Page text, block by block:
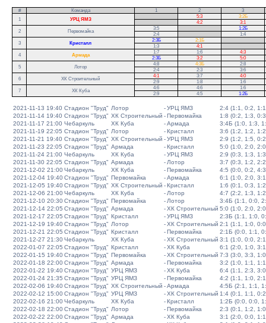
# Команда 1 2
3
1
УРЦ ЯМЗ
5:3
3:2Б
4:2
3:1
2
Первомайка
3:5
1:2Б
2:4
1:4
3
Кристалл
2:3Б 2:1Б
1:3
4:1
4
Армада
1:7 1:6 4:3
2:3Б
3:2 5:0
5
Лотор
4:8 4:3Б
2:8
2:4
2:3
3:6
6
ХК Строительный
4:1 3:7
4:0
2:9
1:8
1:6
7
ХК Куба
4:6 4:6
1:6
2:9
4:5 1:2Б
2021-11-13 19:40 Стадион "Труд" Лотор -УРЦ ЯМЗ
2:4 (1:1, 0:2,
2021-11-14 19:40 Стадион "Труд" ХК Строительный -Первомайка
1:8 (0:2, 1:3,
2021-11-17 21:00 Чебаркуль ХК Куба -Армада
3:4Б (1:0, 1:3,
2021-11-19 22:05 Стадион "Труд" Лотор -Кристалл
3:6 (1:2, 1:2,
2021-11-21 19:40 Стадион "Труд" ХК Строительный -УРЦ ЯМЗ
2:9 (1:2, 1:5,
2021-11-23 22:05 Стадион "Труд" Армада -Кристалл
5:0 (1:0, 2:0,
2021-11-24 21:00 Чебаркуль ХК Куба -УРЦ ЯМЗ
2:9 (0:3, 1:3,
2021-11-30 22:05 Стадион "Труд" Армада - Лотор
3:7 (0:3, 1:2,
2021-12-02 21:00Чебаркуль ХК Куба -Первомайка
4:5 (0:0, 0:2,
2021-12-04 19:40Стадион "Труд" Первомайка -Армада
6:1 (1:0, 2:0,
2021-12-05 19:40Стадион "Труд" ХК Строительный -Кристалл
1:6 (0:1, 0:3,
2021-12-06 21:00Чебаркуль ХК Куба - Лотор
4:7 (2:2, 1:3,
2021-12-10 20:30Стадион "Труд" Первомайка - Лотор
3:4Б (1:1, 0:0,
2021-12-14 22:05 Стадион "Труд" Армада -ХК Строительный 5:0 (1:0, 2:0,
2021-12-17 22:05 Стадион "Труд" Кристалл -УРЦ ЯМЗ
2:3Б (1:1, 1:0,
2021-12-19 19:40Стадион "Труд" Лотор -ХК Строительный 2:1 (1:1, 1:0,
2021-12-21 22:05 Стадион "Труд" Кристалл -Первомайка
2:1Б (0:0, 1:1,
2021-12-27 21:30Чебаркуль ХК Куба -ХК Строительный 3:1 (1:0, 0:0,
2022-01-07 22:05 Стадион "Труд" Кристалл -ХК Куба
6:1 (2:0, 1:0,
2022-01-15 19:40Стадион "Труд" Первомайка -ХК Строительный 7:3 (3:0, 3:3,
2022-01-18 22:00Стадион "Труд" Армада -Первомайка
3:2 (1:0, 1:1,
2022-01-22 19:40Стадион "Труд" УРЦ ЯМЗ -ХК Куба
6:4 (1:1, 2:3,
2022-01-24 21:35 Стадион "Труд" УРЦ ЯМЗ -Первомайка
4:2 (1:1, 1:0,
2022-02-06 19:40Стадион "Труд" ХК Строительный -Армада
4:5Б (2:1, 1:1,
2022-02-12 15:00Стадион "Труд" УРЦ ЯМЗ -ХК Строительный 1:4 (0:1, 1:1,
2022-02-16 21:00Чебаркуль ХК Куба -Кристалл
1:2Б (0:0, 0:0,
2022-02-18 22:00Стадион "Труд" Лотор -Первомайка
2:3 (0:1, 1:2,
2022-02-22 22:00Стадион "Труд" Армада -ХК Куба
3:1 (2:0, 0:0,